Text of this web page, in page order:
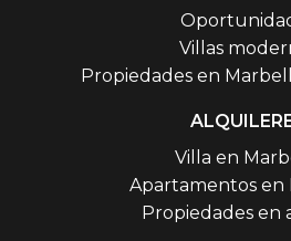
Villas
Propiedades en
Villa en
Apartamentos en
Propiedades en